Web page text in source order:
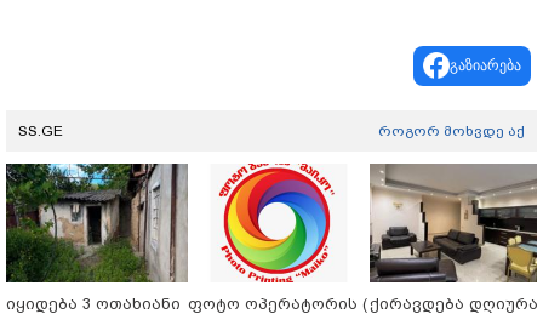
გაზიარება
SS.GE როგორ მოხვდე აქ
იყიდება 3 ოთახიანი ფოტო ოპერატორის (ქირავდება